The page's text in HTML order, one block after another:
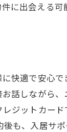
に出会える可
快適で安心
話しながら
ジットカー
も、入居サ